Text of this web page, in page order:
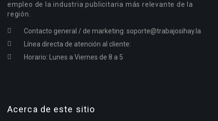
empleo de la industria publicitaria más relevante de la
región.
Contacto general / de marketing: soporte@trabajosihay.la
Línea directa de atención al cliente:
Horario: Lunes a Viernes de 8 a 5
Acerca de este sitio